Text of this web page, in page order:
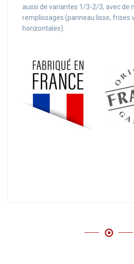
aussi de variantes 1/3-2/3, avec de
remplissages (panneau lisse, frises
horizontales).